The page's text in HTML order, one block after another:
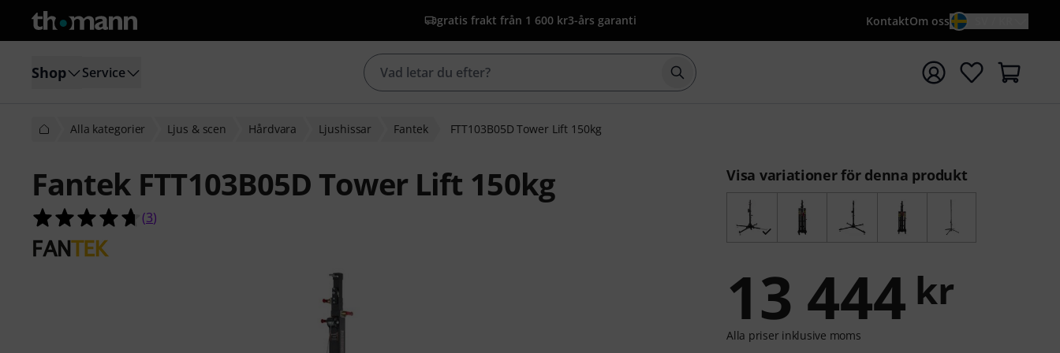
gratis frakt från 1 600 kr3-års garanti KontaktOm oss
Shop Service Börja sökningen med söktermen {searchTerm}
Alla kategorier Ljus & scen Hårdvara Ljushissar Fantek FTT103B05D Tower Lift 150kg
Fantek FTT103B05D Tower Lift 150kg
4.7 av 5 stjärnor från 3 kundbetyg
(3)
Visa variationer för denna produkt
13 444 kr
Alla priser inklusive moms